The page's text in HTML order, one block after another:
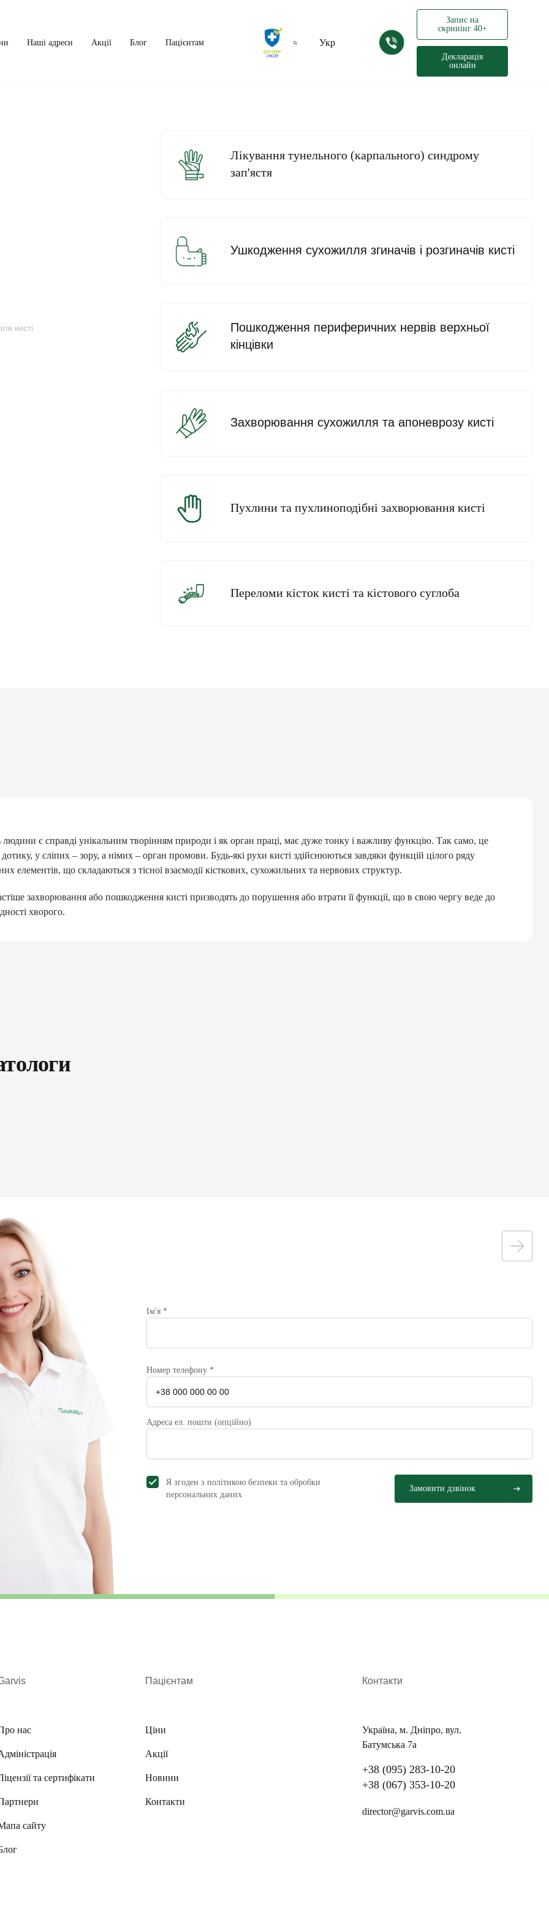
Наші адреси Акції Блог Пацієнтам Укр
Запис на
скринінг 40+
Декларація
онлайн
кисті
Лікування тунельного (карпального) синдрому
зап'ястя
Ушкодження сухожилля згиначів і розгиначів кисті
Пошкодження периферичних нервів верхньої
кінцівки
Захворювання сухожилля та апоневрозу кисті
Пухлини та пухлиноподібні захворювання кисті
Переломи кісток кисті та кістового суглоба
людини є справді унікальним творінням природи і як орган праці, має дуже тонку і важливу функцію. Так само, це
у сліпих – зору, а німих – орган промови. Будь-які рухи кисті здійснюються завдяки функцій цілого ряду
елементів, що складаються з тісної взаємодії кісткових, сухожильних та нервових структур.
захворювання або пошкодження кисті призводять до порушення або втрати її функції, що в свою чергу веде до
хворого.
Ім'я *
Номер телефону *
Адреса ел. пошти (опційно)
Я згоден з політикою безпеки та обробки
персональних даниx
нас
та сертифікати
сайту
Пацієнтам
Ціни
Акції
Новини
Контакти
Контакти
Україна, м. Дніпро, вул.
Батумська 7а
+38 (095) 283-10-20
+38 (067) 353-10-20
director@garvis.com.ua
З СІМЕЙНИМ